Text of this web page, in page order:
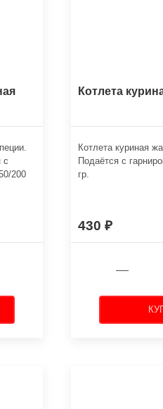
с
200
Котлета
Котлета куриная
Подаётся с
гр.
430